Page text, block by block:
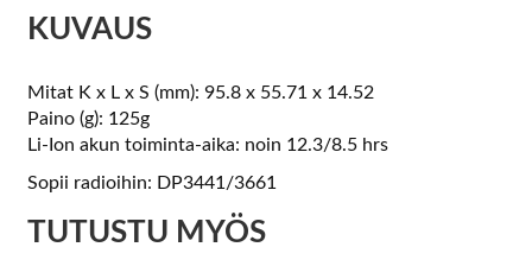
KUVAUS
Mitat K x L x S (mm): 95.8 x 55.71 x 14.52
Paino (g): 125g
Li-Ion akun toiminta-aika: noin 12.3/8.5 hrs
Sopii radioihin: DP3441/3661
TUTUSTU MYÖS